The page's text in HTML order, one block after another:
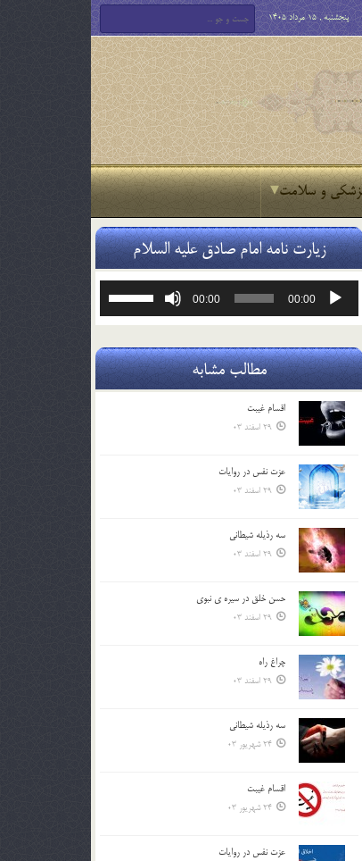
پنجشنبه , 15 مرداد 1405
و سلامت
زیارت نامه امام صادق علیه السلام
پخش‌کننده
00:00
00:00
یا
صدا
کلیدهای
مطالب مشابه
اقسام غيبت
29 اسفند 03
عزت نفس در روايات
29 اسفند 03
سه رذیله شیطانی
29 اسفند 03
حسن خلق در سيره ي نبوي
29 اسفند 03
چراغ راه
29 اسفند 03
سه رذیله شیطانی
24 شهریور 03
اقسام غيبت
24 شهریور 03
عزت نفس در روايات